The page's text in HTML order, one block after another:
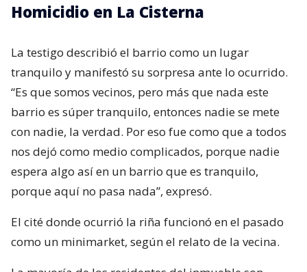
Homicidio en La Cisterna
La testigo describió el barrio como un lugar
tranquilo y manifestó su sorpresa ante lo ocurrido.
“Es que somos vecinos, pero más que nada este
barrio es súper tranquilo, entonces nadie se mete
con nadie, la verdad. Por eso fue como que a todos
nos dejó como medio complicados, porque nadie
espera algo así en un barrio que es tranquilo,
porque aquí no pasa nada”, expresó.
El cité donde ocurrió la riña funcionó en el pasado
como un minimarket, según el relato de la vecina.